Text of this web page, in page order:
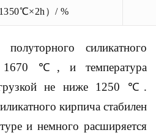
）/ %
силикатного
1670 ℃, и температура
не ниже 1250 ℃.
кирпича стабилен
и немного расширяется